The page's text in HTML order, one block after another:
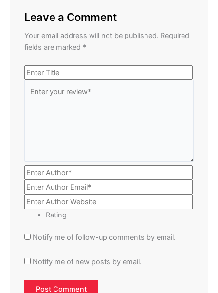
Leave a Comment
Your email address will not be published. Required
fields are marked *
Rating
Notify me of follow-up comments by email.
Notify me of new posts by email.